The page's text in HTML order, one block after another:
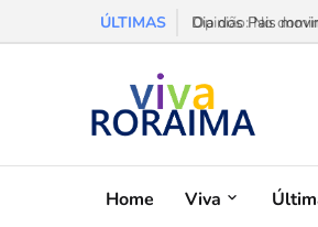
ÚLTIMAS Opinião: No
Home Viva